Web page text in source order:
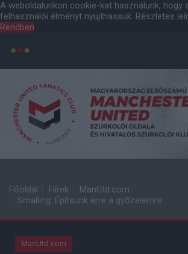
A weboldalunkon cookie-kat használunk, hogy
felhasználói élményt nyújthassuk. Részletes
Rendben
Főoldal Hírek
ManUtd.com
Smalling: Építsünk erre a gyõzelemre
ManUtd.com